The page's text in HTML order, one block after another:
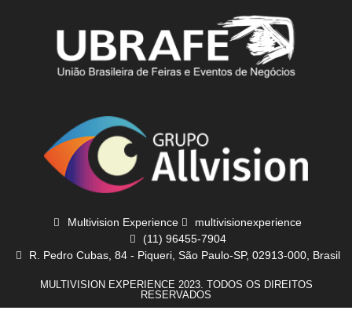
Multivision Experience
multivisionexperience
(11) 96455-7904
R. Pedro Cubas, 84 - Piqueri, São Paulo-SP, 02913-000, Brasil
MULTIVISION EXPERIENCE 2023. TODOS OS DIREITOS
RESERVADOS